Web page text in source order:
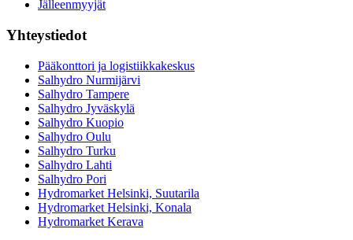
Jälleenmyyjät
Yhteystiedot
Pääkonttori ja logistiikkakeskus
Salhydro Nurmijärvi
Salhydro Tampere
Salhydro Jyväskylä
Salhydro Kuopio
Salhydro Oulu
Salhydro Turku
Salhydro Lahti
Salhydro Pori
Hydromarket Helsinki, Suutarila
Hydromarket Helsinki, Konala
Hydromarket Kerava